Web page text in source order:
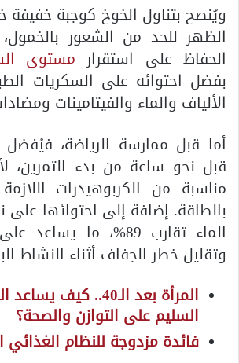
ويُنصح بتناول الخوخ كوجبة خفيفة
الظهر للحد من الشعور
الحفاظ على استقرار مستوى
بفضل احتوائه على السكريات
الألياف والماء والفيتامينات
أما قبل ممارسة الرياضة،
قبل نحو ساعة من بدء التمرين،
مناسبة من الكربوهيدرات
بالطاقة. إضافة إلى احتوائها
الماء تقارب 89%، ما
وتقليل خطر الجفاف أثناء النشاط
المرأة بعد الـ40.. كيف
السليم على التوازن والصحة؟
فائدة مزدوجة للنظام الغذائي